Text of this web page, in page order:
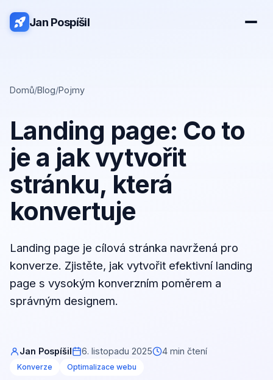
Jan Pospíšil
Domů/Blog/Pojmy
Landing page: Co to
je a jak vytvořit
stránku, která
konvertuje
Landing page je cílová stránka navržená pro
konverze. Zjistěte, jak vytvořit efektivní landing
page s vysokým konverzním poměrem a
správným designem.
Jan Pospíšil 6. listopadu 2025 4 min čtení
Konverze Optimalizace webu